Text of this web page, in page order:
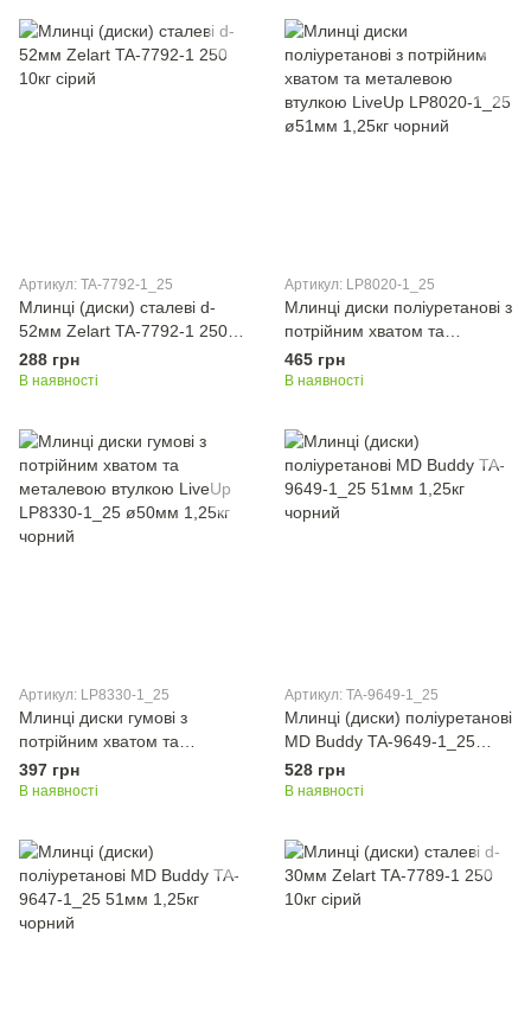
Артикул: TA-7792-1_25
Млинці (диски) сталеві d-
52мм Zelart TA-7792-1 250
10кг сірий
288 грн
В наявності
Артикул: LP8020-1_25
Млинці диски поліуретанові з
потрійним хватом та
металевою втулкою LiveUp
LP8020-1_25 ø51мм 1,25кг
465 грн
В наявності
Артикул: LP8330-1_25
Млинці диски гумові з
потрійним хватом та
металевою втулкою LiveUp
LP8330-1_25 ø50мм 1,25кг
397 грн
В наявності
Артикул: TA-9649-1_25
Млинці (диски) поліуретанові
MD Buddy TA-9649-1_25
51мм 1,25кг чорний
528 грн
В наявності